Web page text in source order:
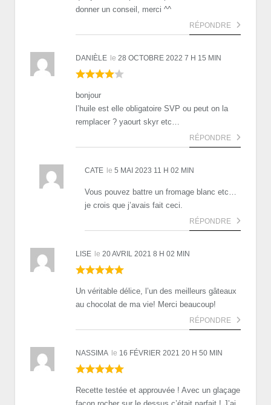
donner un conseil, merci ^^
RÉPONDRE
DANIÈLE le 28 OCTOBRE 2022 7 H 15 MIN
bonjour
l’huile est elle obligatoire SVP ou peut on la
remplacer ? yaourt skyr etc…
RÉPONDRE
CATE le 5 MAI 2023 11 H 02 MIN
Vous pouvez battre un fromage blanc etc…
je crois que j’avais fait ceci.
RÉPONDRE
LISE le 20 AVRIL 2021 8 H 02 MIN
Un véritable délice, l’un des meilleurs gâteaux
au chocolat de ma vie! Merci beaucoup!
RÉPONDRE
NASSIMA le 16 FÉVRIER 2021 20 H 50 MIN
Recette testée et approuvée ! Avec un glaçage